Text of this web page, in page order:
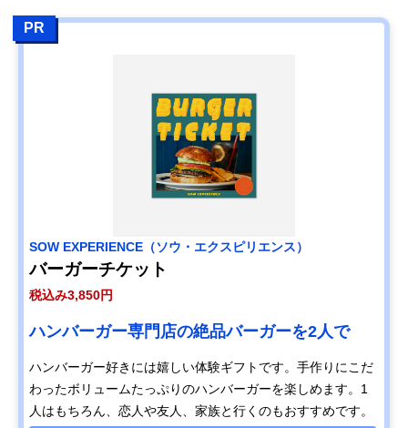
PR
SOW EXPERIENCE（ソウ・エクスピリエンス）
バーガーチケット
税込み3,850円
ハンバーガー専門店の絶品バーガーを2人で
ハンバーガー好きには嬉しい体験ギフトです。手作りにこだ
わったボリュームたっぷりのハンバーガーを楽しめます。1
人はもちろん、恋人や友人、家族と行くのもおすすめです。